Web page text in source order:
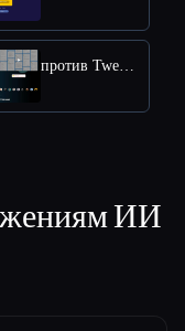
против Tweethunter
ИИ